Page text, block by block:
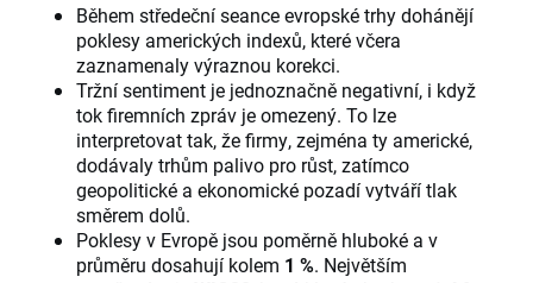
Během středeční seance evropské trhy dohánějí
poklesy amerických indexů, které včera
zaznamenaly výraznou korekci.
Tržní sentiment je jednoznačně negativní, i když
tok firemních zpráv je omezený. To lze
interpretovat tak, že firmy, zejména ty americké,
dodávaly trhům palivo pro růst, zatímco
geopolitické a ekonomické pozadí vytváří tlak
směrem dolů.
Poklesy v Evropě jsou poměrně hluboké a v
průměru dosahují kolem 1 %. Největším